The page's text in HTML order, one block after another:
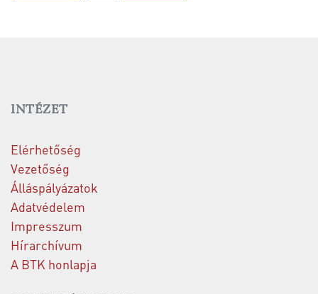
INTÉZET
Elérhetőség
Vezetőség
Álláspályázatok
Adatvédelem
Impresszum
Hírarchívum
A BTK honlapja